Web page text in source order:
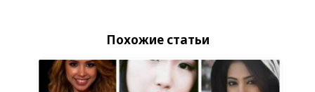
Похожие статьи